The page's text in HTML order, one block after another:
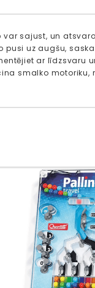
var sajust, un
uz augšu,
ar līdzsvaru
smalko motoriku,